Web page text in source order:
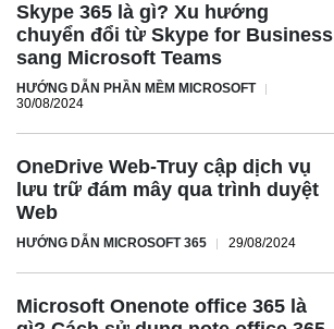
Skype 365 là gì? Xu hướng
chuyển đổi từ Skype for Business
sang Microsoft Teams
HƯỚNG DẪN PHẦN MỀM MICROSOFT
30/08/2024
OneDrive Web-Truy cập dịch vụ
lưu trữ đám mây qua trình duyệt
Web
HƯỚNG DẪN MICROSOFT 365 29/08/2024
Microsoft Onenote office 365 là